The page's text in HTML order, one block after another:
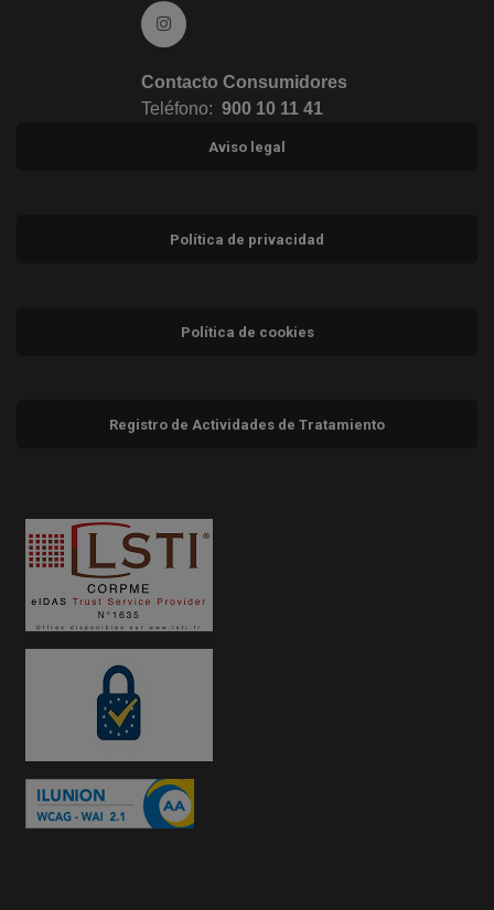
Ir a Instagram (abre en ventana nueva)
Contacto Consumidores
Teléfono: 900 10 11 41
Aviso legal
Política de privacidad
Política de cookies
Registro de Actividades de Tratamiento